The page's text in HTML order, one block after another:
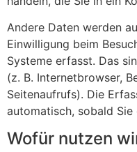
Andere Daten werden
Einwilligung beim
Systeme erfasst. Das
(z. B. Internetbrowser,
Seitenaufrufs). Die
automatisch, sobald
Wofür nutzen